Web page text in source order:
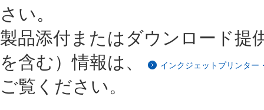
さい。
製品添付またはダウンロード提
を含む）情報は、
インクジェットプリンタ
ご覧ください。